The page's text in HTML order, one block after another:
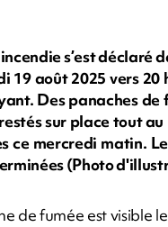
s’est déclaré
19 août 2025 vers
Des panaches
sur place tout
ce mercredi matin.
(Photo
de fumée est visible